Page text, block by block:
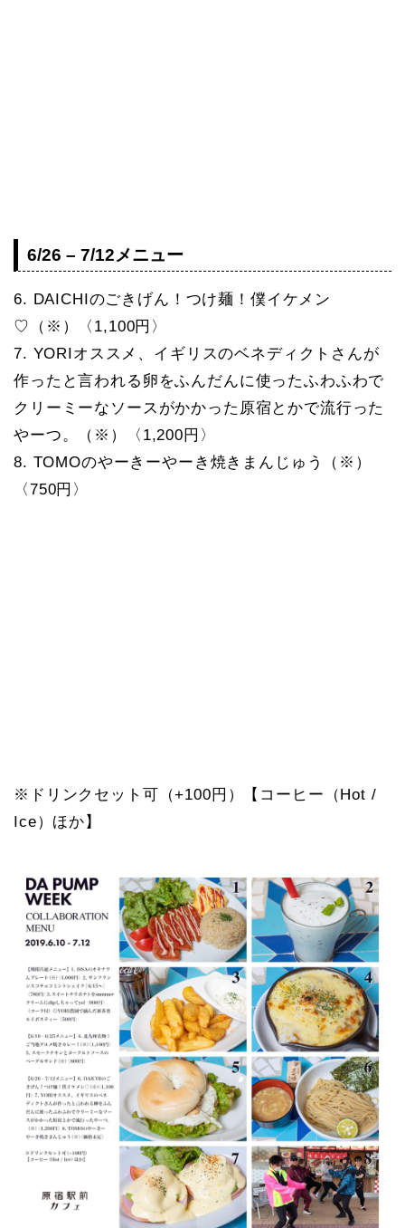
6/26 – 7/12メニュー
6. DAICHIのごきげん！つけ麺！僕イケメン
♡（※）〈1,100円〉
7. YORIオススメ、イギリスのベネディクトさんが
作ったと言われる卵をふんだんに使ったふわふわで
クリーミーなソースがかかった原宿とかで流行った
やーつ。（※）〈1,200円〉
8. TOMOのやーきーやーき焼きまんじゅう（※）
〈750円〉
※ドリンクセット可（+100円）【コーヒー（Hot /
Ice）ほか】